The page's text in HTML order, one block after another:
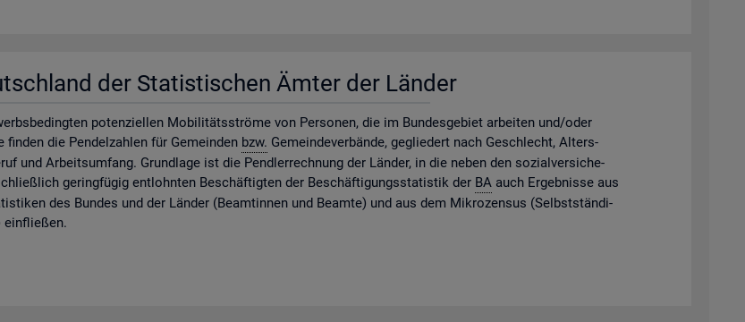
der Sta­tis­ti­schen Ämter der Län­der
po­ten­zi­el­len Mo­bi­li­täts­strö­me von Per­so­nen, die im Bun­des­ge­biet ar­bei­ten und/oder
fin­den die Pen­del­zah­len für Ge­mein­den bzw. Ge­mein­de­ver­bän­de, ge­glie­dert nach Ge­schlecht, Al­ters­
und Ar­beits­um­fang. Grund­la­ge ist die Pend­ler­rech­nung der Län­der, in die neben den so­zi­al­ver­si­che­
ge­ring­fü­gig ent­lohn­ten Be­schäf­tig­ten der Be­schäf­ti­gungs­sta­tis­tik der BAauch Er­geb­nis­se aus
des Bun­des und der Län­der (Be­am­tin­nen und Be­am­te) und aus dem Mi­kro­zen­sus (Selbst­stän­di­
ein­flie­ßen.